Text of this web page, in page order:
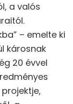
a valós
– emelte ki
károsnak
20 évvel